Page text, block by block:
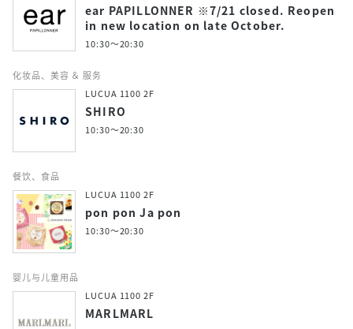
ear PAPILLONNER ※7/21 closed. Reopen
in new location on late October.
10:30～20:30
化妆品、美容 ＆ 服务
LUCUA 1100 2F
SHIRO
10:30～20:30
餐饮、食品
LUCUA 1100 2F
pon pon Ja pon
10:30～20:30
婴儿与儿童用品
LUCUA 1100 2F
MARLMARL